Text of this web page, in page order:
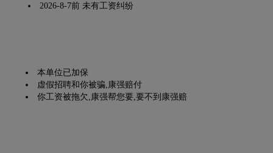
2026-8-7前 未有工资纠纷
本单位已加保
虚假招聘和你被骗,康强赔付
你工资被拖欠,康强帮您要,要不到康强赔